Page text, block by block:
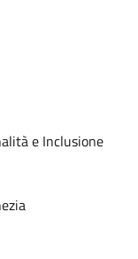
e Inclusione